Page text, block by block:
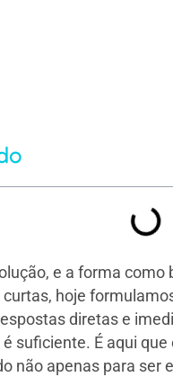
e a forma
hoje
diretas e
suficiente. É aqui que
não apenas para